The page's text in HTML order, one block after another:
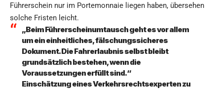
Führerschein nur im Portemonnaie liegen haben, übersehen
solche Fristen leicht.
„Beim Führerscheinumtausch geht es vor allem
um ein einheitliches, fälschungssicheres
Dokument. Die Fahrerlaubnis selbst bleibt
grundsätzlich bestehen, wenn die
Voraussetzungen erfüllt sind.“
Einschätzung eines Verkehrsrechtsexperten zu